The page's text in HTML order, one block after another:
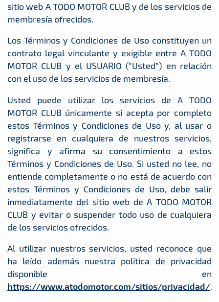
sitio web A TODO MOTOR CLUB y de los servicios de
membresía ofrecidos.
Los Términos y Condiciones de Uso constituyen un
contrato legal vinculante y exigible entre A TODO
MOTOR CLUB y el USUARIO (“Usted”) en relación
con el uso de los servicios de membresía.
Usted puede utilizar los servicios de A TODO
MOTOR CLUB únicamente si acepta por completo
estos Términos y Condiciones de Uso y, al usar o
registrarse en cualquiera de nuestros servicios,
significa y afirma su consentimiento a estos
Términos y Condiciones de Uso. Si usted no lee, no
entiende completamente o no está de acuerdo con
estos Términos y Condiciones de Uso, debe salir
inmediatamente del sitio web de A TODO MOTOR
CLUB y evitar o suspender todo uso de cualquiera
de los servicios ofrecidos.
Al utilizar nuestros servicios, usted reconoce que
ha leído además nuestra política de privacidad
disponible en
https://www.atodomotor.com/sitios/privacidad/.